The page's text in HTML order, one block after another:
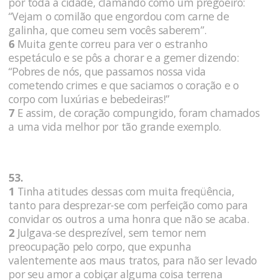
“Vejam o comilão que engordou com carne de
galinha, que comeu sem vocês saberem”.
6 Muita gente correu para ver o estranho
espetáculo e se pôs a chorar e a gemer dizendo:
“Pobres de nós, que passamos nossa vida
cometendo crimes e que saciamos o coração e o
corpo com luxúrias e bebedeiras!”
7 E assim, de coração compungido, foram chamados
a uma vida melhor por tão grande exemplo.
53.
1 Tinha atitudes dessas com muita freqüência,
tanto para desprezar-se com perfeição como para
convidar os outros a uma honra que não se acaba.
2 Julgava-se desprezível, sem temor nem
preocupação pelo corpo, que expunha
valentemente aos maus tratos, para não ser levado
por seu amor a cobiçar alguma coisa terrena